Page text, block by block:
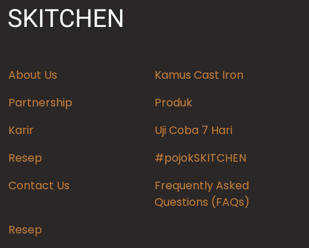
About Us
Kamus Cast Iron
Partnership
Produk
Karir
Uji Coba 7 Hari
Resep
#pojokSKITCHEN
Contact Us
Frequently Asked
Questions (FAQs)
Resep